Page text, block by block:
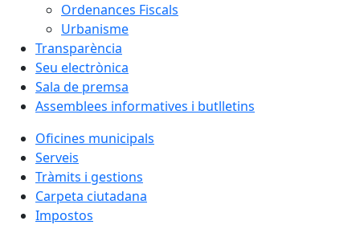
Ordenances Fiscals
Urbanisme
Transparència
Seu electrònica
Sala de premsa
Assemblees informatives i butlletins
Oficines municipals
Serveis
Tràmits i gestions
Carpeta ciutadana
Impostos